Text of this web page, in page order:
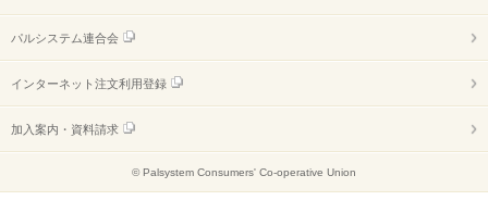
パルシステム連合会
インターネット注文利用登録
加入案内・資料請求
© Palsystem Consumers' Co-operative Union